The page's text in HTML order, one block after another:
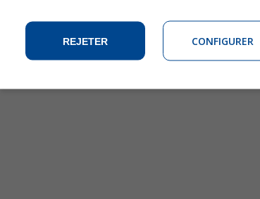
REJETER CONFIGURER